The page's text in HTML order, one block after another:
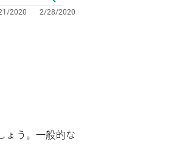
ょう。一般的な